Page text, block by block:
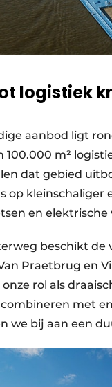
logistiek
aanbod ligt
100.000 m²
dat gebied
op
en elektrische
beschikt de
Praetbrug en
rol als
met
we bij aan een